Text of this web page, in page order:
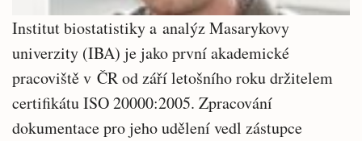
Institut biostatistiky a analýz Masarykovy
univerzity (IBA) je jako první akademické
pracoviště v ČR od září letošního roku držitelem
certifikátu ISO 20000:2005. Zpracování
dokumentace pro jeho udělení vedl zástupce